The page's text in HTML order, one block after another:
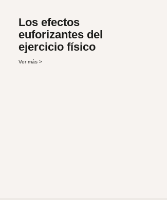
Los efectos
euforizantes del
ejercicio físico
Ver más >